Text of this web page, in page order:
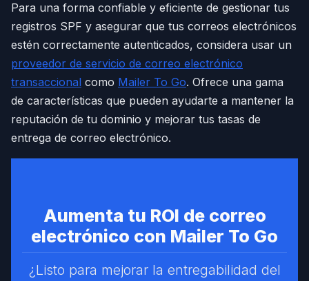
Para una forma confiable y eficiente de gestionar tus
registros SPF y asegurar que tus correos electrónicos
estén correctamente autenticados, considera usar un
proveedor de servicio de correo electrónico
transaccional como Mailer To Go. Ofrece una gama
de características que pueden ayudarte a mantener la
reputación de tu dominio y mejorar tus tasas de
entrega de correo electrónico.
Aumenta tu ROI de correo
electrónico con Mailer To Go
¿Listo para mejorar la entregabilidad del